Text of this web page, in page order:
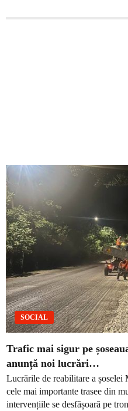
SOCIAL
Trafic mai sigur pe
anunță noi lucrări…
Lucrările de reabilitare a
cele mai importante trasee din
intervențiile se desfășoară pe